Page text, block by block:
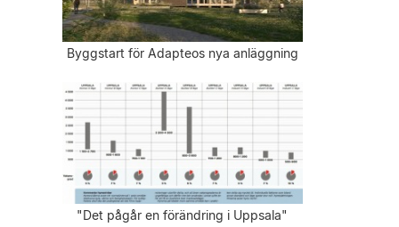
Byggstart för Adapteos nya anläggning
"Det pågår en förändring i Uppsala"